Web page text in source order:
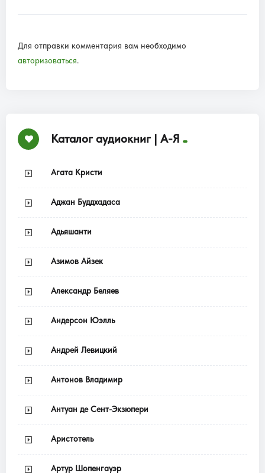
Для отправки комментария вам необходимо
авторизоваться.
Каталог аудиокниг | А-Я
Агата Кристи
Аджан Буддхадаса
Адьяшанти
Азимов Айзек
Александр Беляев
Андерсон Юэлль
Андрей Левицкий
Антонов Владимир
Антуан де Сент-Экзюпери
Аристотель
Артур Шопенгауэр